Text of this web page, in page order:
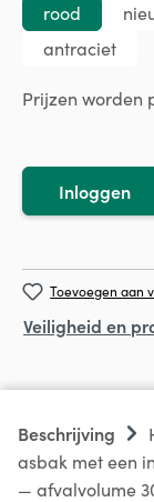
rood
antraciet
Prijzen worden
Inloggen
Toevoegen aan
Veiligheid en
Beschrijving
asbak met een
— afvalvolume